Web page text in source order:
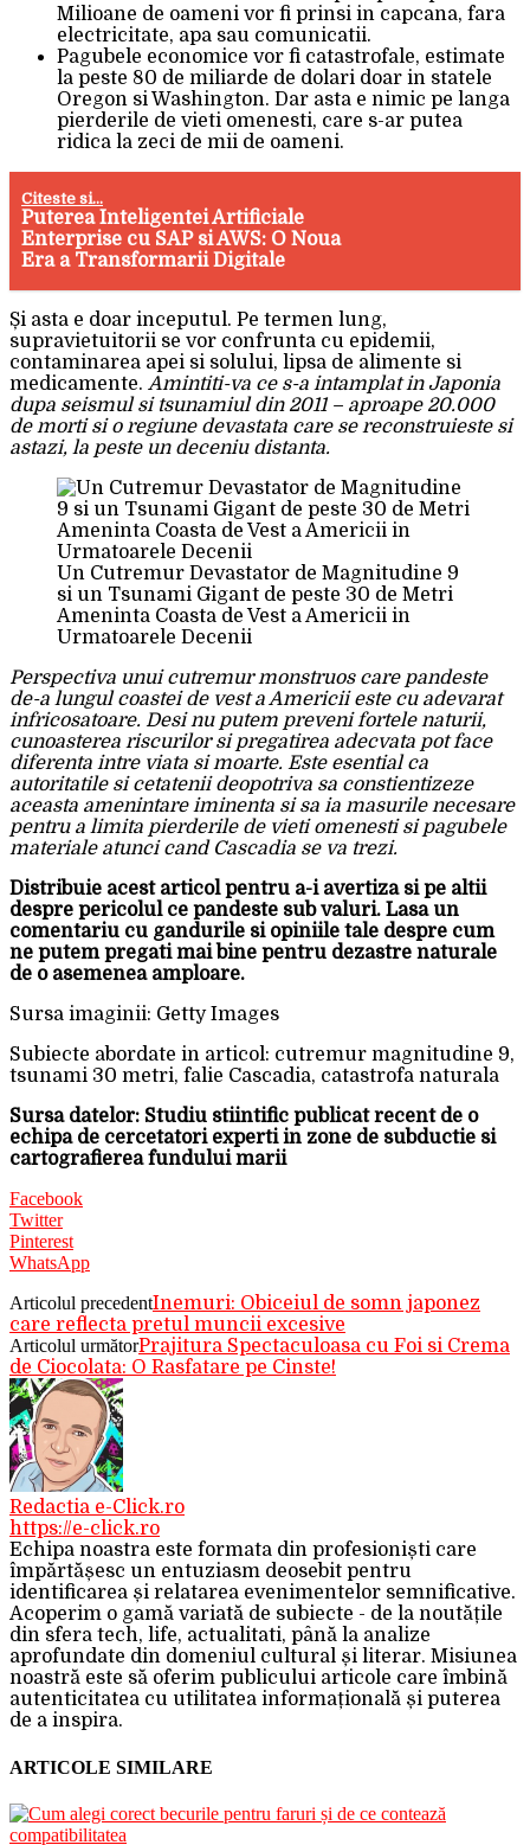
Milioane de oameni vor fi prinsi in capcana, fara
electricitate, apa sau comunicatii.
Pagubele economice vor fi catastrofale, estimate
la peste 80 de miliarde de dolari doar in statele
Oregon si Washington. Dar asta e nimic pe langa
pierderile de vieti omenesti, care s-ar putea
ridica la zeci de mii de oameni.
Citeste si...
Puterea Inteligentei Artificiale
Enterprise cu SAP si AWS: O Noua
Era a Transformarii Digitale
Și asta e doar inceputul. Pe termen lung,
supravietuitorii se vor confrunta cu epidemii,
contaminarea apei si solului, lipsa de alimente si
medicamente. Amintiti-va ce s-a intamplat in Japonia
dupa seismul si tsunamiul din 2011 – aproape 20.000
de morti si o regiune devastata care se reconstruieste si
astazi, la peste un deceniu distanta.
Un Cutremur Devastator de Magnitudine 9
si un Tsunami Gigant de peste 30 de Metri
Ameninta Coasta de Vest a Americii in
Urmatoarele Decenii
Perspectiva unui cutremur monstruos care pandeste
de-a lungul coastei de vest a Americii este cu adevarat
infricosatoare. Desi nu putem preveni fortele naturii,
cunoasterea riscurilor si pregatirea adecvata pot face
diferenta intre viata si moarte. Este esential ca
autoritatile si cetatenii deopotriva sa constientizeze
aceasta amenintare iminenta si sa ia masurile necesare
pentru a limita pierderile de vieti omenesti si pagubele
materiale atunci cand Cascadia se va trezi.
Distribuie acest articol pentru a-i avertiza si pe altii
despre pericolul ce pandeste sub valuri. Lasa un
comentariu cu gandurile si opiniile tale despre cum
ne putem pregati mai bine pentru dezastre naturale
de o asemenea amploare.
Sursa imaginii: Getty Images
Subiecte abordate in articol: cutremur magnitudine 9,
tsunami 30 metri, falie Cascadia, catastrofa naturala
Sursa datelor: Studiu stiintific publicat recent de o
echipa de cercetatori experti in zone de subductie si
cartografierea fundului marii
Facebook
Twitter
Pinterest
WhatsApp
Articolul precedentInemuri: Obiceiul de somn japonez
care reflecta pretul muncii excesive
Articolul următorPrajitura Spectaculoasa cu Foi si Crema
de Ciocolata: O Rasfatare pe Cinste!
Redactia e-Click.ro
https://e-click.ro
Echipa noastra este formata din profesioniști care
împărtășesc un entuziasm deosebit pentru
identificarea și relatarea evenimentelor semnificative.
Acoperim o gamă variată de subiecte - de la noutățile
din sfera tech, life, actualitati, până la analize
aprofundate din domeniul cultural și literar. Misiunea
noastră este să oferim publicului articole care îmbină
autenticitatea cu utilitatea informațională și puterea
de a inspira.
ARTICOLE SIMILARE